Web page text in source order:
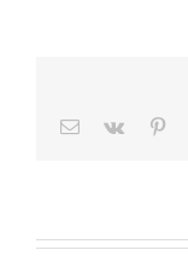
Tumblr
Pinterest
Vk
Email